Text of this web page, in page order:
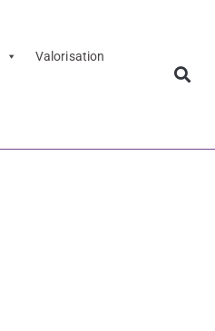
Valorisation